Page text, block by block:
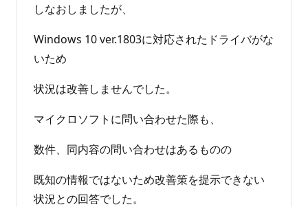
しなおしましたが、
Windows 10 ver.1803に対応されたドライバがな
いため
状況は改善しませんでした。
マイクロソフトに問い合わせた際も、
数件、同内容の問い合わせはあるものの
既知の情報ではないため改善策を提示できない
状況との回答でした。